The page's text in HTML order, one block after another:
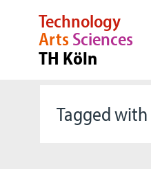
Technology
ArtsSciences
TH Köln
Tagged with